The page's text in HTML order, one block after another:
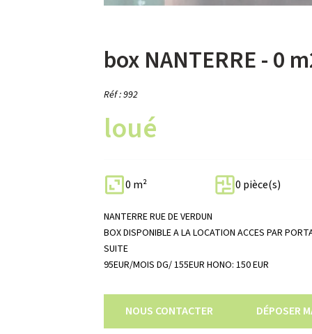
box NANTERRE - 0
Réf : 992
loué
0 m² 0 pièce(s)
NANTERRE RUE DE VERDUN
BOX DISPONIBLE A LA LOCATION ACCES PAR
SUITE
95EUR/MOIS DG/ 155EUR HONO: 150 EUR
NOUS CONTACTER DÉPOSER